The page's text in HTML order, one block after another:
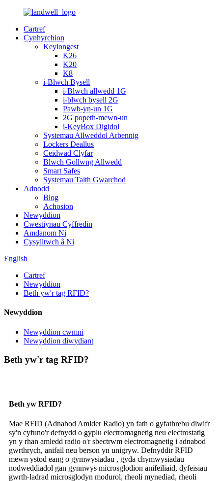
Cartref
Cynhyrchion
Keylongest
K26
K20
K8
i-Blwch Bysell
i-Blwch allwedd 1G
i-blwch bysell 2G
Pawb-yn-un 1G
2G popeth-mewn-un
i-KeyBox Digidol
Systemau Allweddol Arbennig
Lockers Deallus
Ceidwad Clyfar
Blwch Gollwng Allwedd
Smart Safes
Systemau Taith Gwarchod
Adnodd
Blog
Achosion
Newyddion
Cwestiynau Cyffredin
Amdanom Ni
Cysylltwch â Ni
English
Cartref
Newyddion
Beth yw'r tag RFID?
Newyddion
Newyddion cwmni
Newyddion diwydiant
Beth yw'r tag RFID?
Beth yw RFID?
Mae RFID (Adnabod Amlder Radio) yn fath o gyfathrebu diwifr
sy'n cyfuno'r defnydd o gyplu electromagnetig neu electrostatig
yn y rhan amledd radio o'r sbectrwm electromagnetig i adnabod
gwrthrych, anifail neu berson yn unigryw. Defnyddir RFID
mewn ystod eang o gymwysiadau , gyda chymwysiadau
nodweddiadol gan gynnwys microsglodion anifeiliaid, dyfeisiau
gwrth-ladrad microsglodyn modurol, rheoli mynediad, rheoli